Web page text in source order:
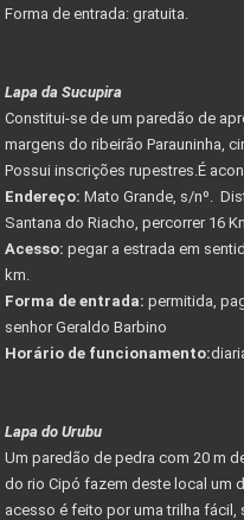
Forma de entrada: gratuita.
Lapa da Sucupira
Constitui-se de um paredão de
margens do ribeirão Parauninha,
Possui inscrições rupestres.É
Endereço: Mato Grande, s/nº.
Santana do Riacho, percorrer 16
Acesso: pegar a estrada em
km.
Forma de entrada: permitida,
senhor Geraldo Barbino
Horário de funcionamento:
Lapa do Urubu
Um paredão de pedra com 20 m
do rio Cipó fazem deste local um
acesso é feito por uma trilha fácil,